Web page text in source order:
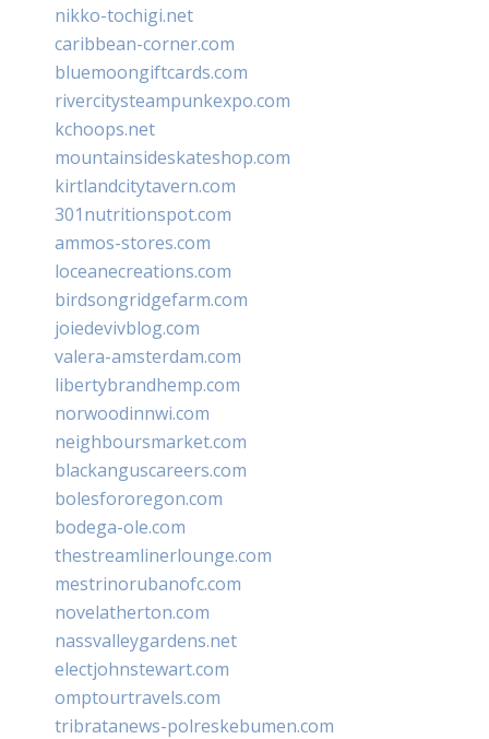
nikko-tochigi.net
caribbean-corner.com
bluemoongiftcards.com
rivercitysteampunkexpo.com
kchoops.net
mountainsideskateshop.com
kirtlandcitytavern.com
301nutritionspot.com
ammos-stores.com
loceanecreations.com
birdsongridgefarm.com
joiedevivblog.com
valera-amsterdam.com
libertybrandhemp.com
norwoodinnwi.com
neighboursmarket.com
blackanguscareers.com
bolesfororegon.com
bodega-ole.com
thestreamlinerlounge.com
mestrinorubanofc.com
novelatherton.com
nassvalleygardens.net
electjohnstewart.com
omptourtravels.com
tribratanews-polreskebumen.com